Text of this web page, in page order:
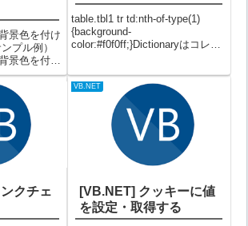
景色を付け
プル例）
景色を付け
前に
Object
必要で
...
table.tbl1 tr td:nth-of-type(1)
{background-
color:#f0f0ff;}Dictionaryはコレク
す。【名前空間】
System.Colle...
クチェ
VB.NET
[VB.NET] クッキーに値
を設定・取得する